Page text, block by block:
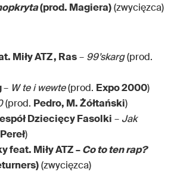
(prod. Magiera)(zwycięzca)
Miły ATZ, Ras– 99’skarg(prod.
– W te i wewte(prod. Expo 2000)
(prod. Pedro, M. Żółtański)
Dziecięcy Fasolki – Jak
Pereł)
feat. Miły ATZ –Co to ten rap?
(zwycięzca)